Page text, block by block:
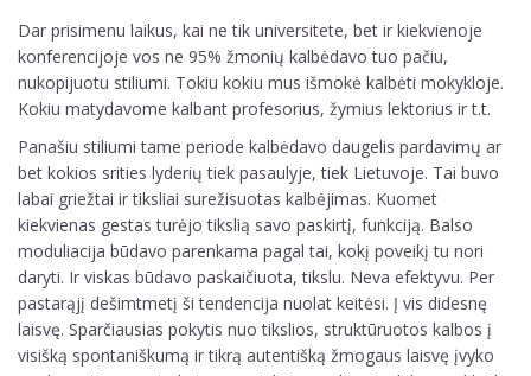
Dar prisimenu laikus, kai ne tik universitete, bet ir kiekvienoje
konferencijoje vos ne 95% žmonių kalbėdavo tuo pačiu,
nukopijuotu stiliumi. Tokiu kokiu mus išmokė kalbėti mokykloje.
Kokiu matydavome kalbant profesorius, žymius lektorius ir t.t.
Panašiu stiliumi tame periode kalbėdavo daugelis pardavimų ar
bet kokios srities lyderių tiek pasaulyje, tiek Lietuvoje. Tai buvo
labai griežtai ir tiksliai surežisuotas kalbėjimas. Kuomet
kiekvienas gestas turėjo tikslią savo paskirtį, funkciją. Balso
moduliacija būdavo parenkama pagal tai, kokį poveikį tu nori
daryti. Ir viskas būdavo paskaičiuota, tikslu. Neva efektyvu. Per
pastarąjį dešimtmetį ši tendencija nuolat keitėsi. Į vis didesnę
laisvę. Sparčiausias pokytis nuo tikslios, struktūruotos kalbos į
visišką spontaniškumą ir tikrą autentišką žmogaus laisvę įvyko